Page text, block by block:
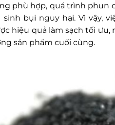
phù hợp, quá trình phun
bụi nguy hại. Vì vậy,
hiệu quả làm sạch tối
sản phẩm cuối cùng.